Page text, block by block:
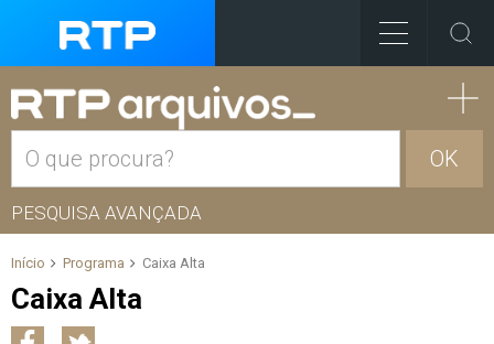
OK
PESQUISA AVANÇADA
Início Programa Caixa Alta
Caixa Alta